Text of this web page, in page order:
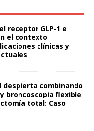
receptor GLP-1 e
el contexto
clínicas y
combinando
broncoscopia flexible
total: Caso